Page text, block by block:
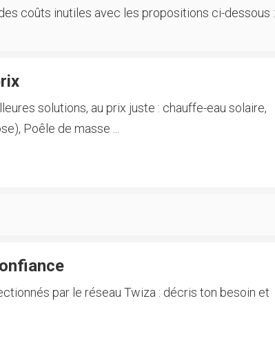
coûts inutiles avec les propositions ci-dessous :
solutions, au prix juste : chauffe-eau solaire,
Poêle de masse ...
par le réseau Twiza : décris ton besoin et